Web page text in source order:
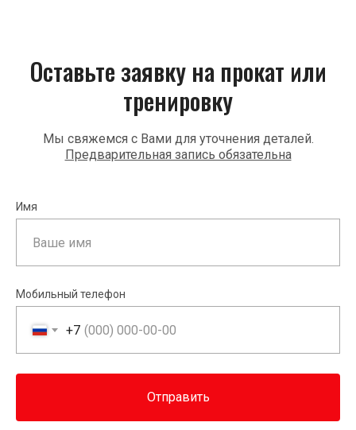
Оставьте заявку на прокат или
тренировку
Мы свяжемся с Вами для уточнения деталей.
Предварительная запись обязательна
Имя
Мобильный телефон
+7
Отправить